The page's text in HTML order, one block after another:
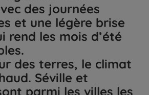
des journées
et une légère brise
rend les mois d’été
des terres, le climat
Séville et
parmi les villes les